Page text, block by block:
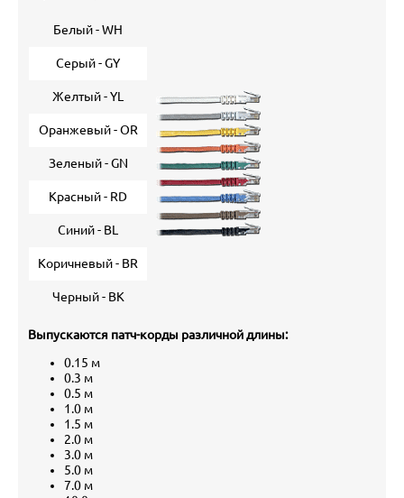
Белый - WH
Серый - GY
Желтый - YL
Оранжевый - OR
Зеленый - GN
Красный - RD
Синий - BL
Коричневый - BR
Черный - BK
Выпускаются патч-корды различной длины:
0.15 м
0.3 м
0.5 м
1.0 м
1.5 м
2.0 м
3.0 м
5.0 м
7.0 м